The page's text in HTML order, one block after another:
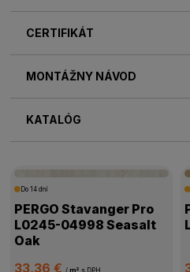
CERTIFIKÁT
MONTÁŽNY NÁVOD
KATALÓG
Do 14 dní
PERGO Stavanger Pro
L0245-04998 Seasalt
Oak
33,36 €/ m² s DPH